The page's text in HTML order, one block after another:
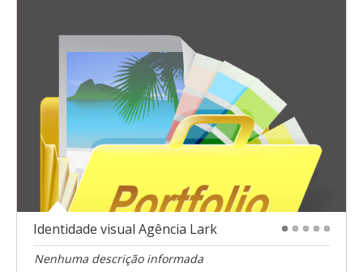
Identidade visual Agência Lark
Nenhuma descrição informada